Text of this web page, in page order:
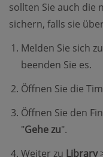
sollten Sie auch die
sichern, falls sie
Melden Sie sich
beenden Sie es.
Öffnen Sie die
Öffnen Sie den
"Gehe zu".
Weiter zu Library